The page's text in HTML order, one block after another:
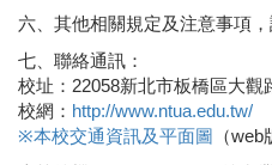
六、其他相關規定及注意事項，
七、聯絡通訊：
校址：22058新北市板橋區大觀
校網： http://www.ntua.edu.tw/
※本校交通資訊及平面圖 （web